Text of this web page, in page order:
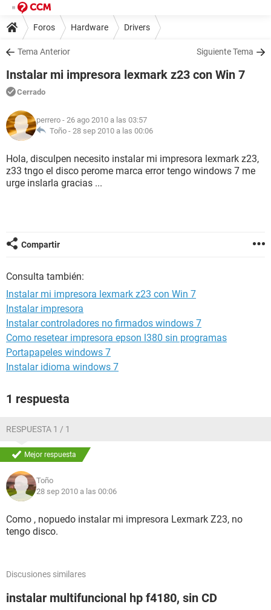
Foros Hardware Drivers
Tema Anterior Siguiente Tema
Instalar mi impresora lexmark z23 con Win 7
Cerrado
perrero - 26 ago 2010 a las 03:57
Toño - 28 sep 2010 a las 00:06
Hola, disculpen necesito instalar mi impresora lexmark z23,
z33 tngo el disco perome marca error tengo windows 7 me
urge inslarla gracias ...
Compartir
Consulta también:
Instalar mi impresora lexmark z23 con Win 7
Instalar impresora
Instalar controladores no firmados windows 7
Como resetear impresora epson l380 sin programas
Portapapeles windows 7
Instalar idioma windows 7
1 respuesta
RESPUESTA 1 / 1
Mejor respuesta
Toño
28 sep 2010 a las 00:06
Como , nopuedo instalar mi impresora Lexmark Z23, no
tengo disco.
Discusiones similares
instalar multifuncional hp f4180, sin CD